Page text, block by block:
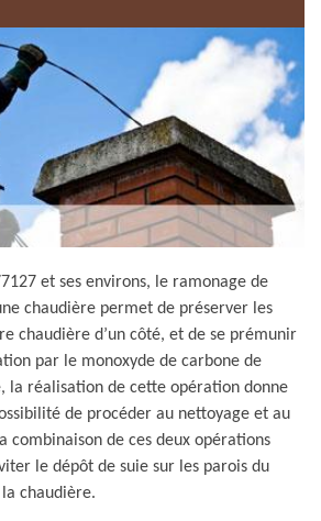
et ses environs, le ramonage de
chaudière permet de préserver les
chaudière d’un côté, et de se prémunir
par le monoxyde de carbone de
la réalisation de cette opération donne
de procéder au nettoyage et au
combinaison de ces deux opérations
le dépôt de suie sur les parois du
chaudière.